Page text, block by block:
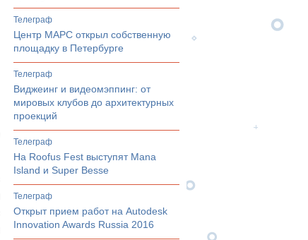
телеграф
Центр МАРС открыл собственную
площадку в Петербурге
телеграф
Виджеинг и видеомэппинг: от
мировых клубов до архитектурных
проекций
телеграф
На Roofus Fest выступят Mana
Island и Super Besse
телеграф
Открыт прием работ на Autodesk
Innovation Awards Russia 2016